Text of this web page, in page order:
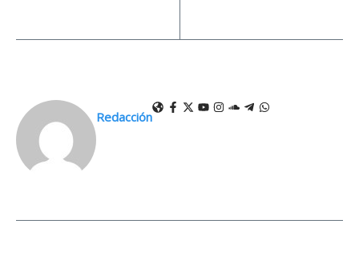
Redacción